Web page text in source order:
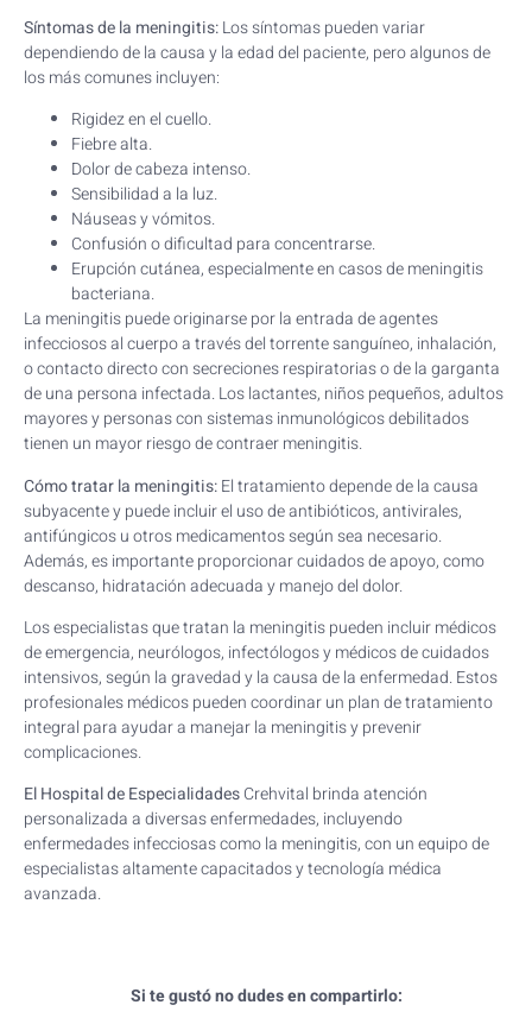
Síntomas de la meningitis:Los síntomas pueden variar
dependiendo de la causa y la edad del paciente, pero algunos de
los más comunes incluyen:
Rigidez en el cuello.
Fiebre alta.
Dolor de cabeza intenso.
Sensibilidad a la luz.
Náuseas y vómitos.
Confusión o dificultad para concentrarse.
Erupción cutánea, especialmente en casos de meningitis
bacteriana.
La meningitis puede originarse por la entrada de agentes
infecciosos al cuerpo a través del torrente sanguíneo, inhalación,
o contacto directo con secreciones respiratorias o de la garganta
de una persona infectada. Los lactantes, niños pequeños, adultos
mayores y personas con sistemas inmunológicos debilitados
tienen un mayor riesgo de contraer meningitis.
Cómo tratar la meningitis:El tratamiento depende de la causa
subyacente y puede incluir el uso de antibióticos, antivirales,
antifúngicos u otros medicamentos según sea necesario.
Además, es importante proporcionar cuidados de apoyo, como
descanso, hidratación adecuada y manejo del dolor.
Los especialistas que tratan la meningitis pueden incluir médicos
de emergencia, neurólogos, infectólogos y médicos de cuidados
intensivos, según la gravedad y la causa de la enfermedad. Estos
profesionales médicos pueden coordinar un plan de tratamiento
integral para ayudar a manejar la meningitis y prevenir
complicaciones.
El Hospital de EspecialidadesCrehvital brinda atención
personalizada a diversas enfermedades, incluyendo
enfermedades infecciosas como la meningitis, con un equipo de
especialistas altamente capacitados y tecnología médica
avanzada.
Si te gustó no dudes en compartirlo: